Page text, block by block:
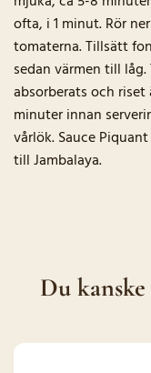
ofta, i 1 minut. Rör
tomaterna. Tillsätt
sedan värmen till
absorberats och
minuter innan
vårlök. Sauce
till Jambalaya.
Du